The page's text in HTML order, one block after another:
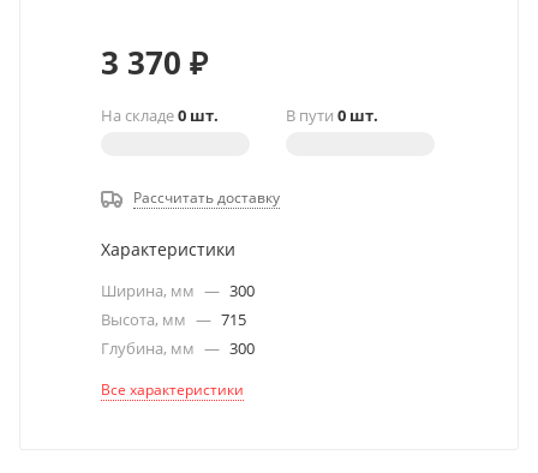
3 370 ₽
На складе0 шт. В пути 0 шт.
Рассчитать доставку
Характеристики
Ширина, мм — 300
Высота, мм — 715
Глубина, мм — 300
Все характеристики